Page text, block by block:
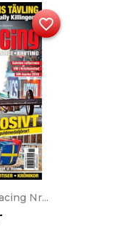
Nr...
favorite_border